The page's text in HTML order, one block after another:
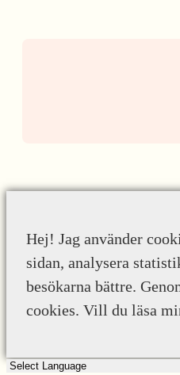
Hej! Jag använder
sidan, analysera
besökarna bättre.
cookies. Vill du läsa